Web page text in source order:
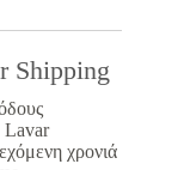
Shipping
Lavar
χρονιά